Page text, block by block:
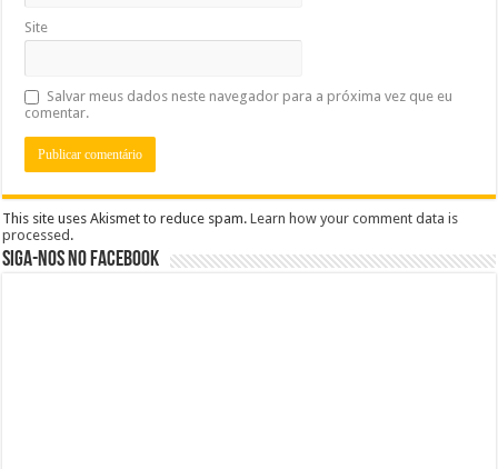
Site
Salvar meus dados neste navegador para a próxima vez que eu
comentar.
This site uses Akismet to reduce spam.Learn how your comment data is
processed .
Siga-nos no Facebook